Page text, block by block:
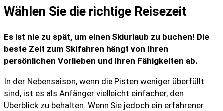
Wählen Sie die richtige Reisezeit
Es ist nie zu spät, um einen Skiurlaub zu buchen! Die
beste Zeit zum Skifahren hängt von Ihren
persönlichen Vorlieben und Ihren Fähigkeiten ab.
In der Nebensaison, wenn die Pisten weniger überfüllt
sind, ist es als Anfänger vielleicht einfacher, den
Überblick zu behalten. Wenn Sie jedoch ein erfahrener